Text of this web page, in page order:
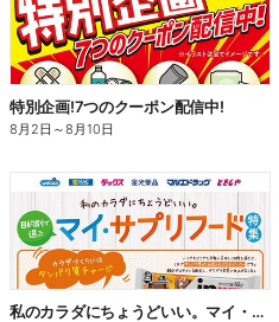
特別企画!7つのクーポン配信中!
8月2日 ～8月10日
私のカラダにちょうどいい。マイ・サプリフード